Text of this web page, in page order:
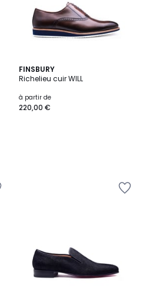
FINSBURY
Richelieu cuir WILL
à partir de
220,00 €